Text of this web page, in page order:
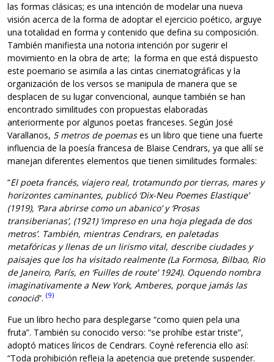
las formas clásicas; es una intención de modelar una nueva
visión acerca de la forma de adoptar el ejercicio poético, arguye
una totalidad en forma y contenido que defina su composición.
También manifiesta una notoria intención por sugerir el
movimiento en la obra de arte; la forma en que está dispuesto
este poemario se asimila a las cintas cinematográficas y la
organización de los versos se manipula de manera que se
desplacen de su lugar convencional, aunque también se han
encontrado similitudes con propuestas elaboradas
anteriormente por algunos poetas franceses. Según José
Varallanos, 5 metros de poemases un libro que tiene una fuerte
influencia de la poesía francesa de Blaise Cendrars, ya que allí se
manejan diferentes elementos que tienen similitudes formales:
“El poeta francés, viajero real, trotamundo por tierras, mares y
horizontes caminantes, publicó ‘Dix-Neu Poemes Elastique’
(1919), ‘Para abrirse como un abanico’ y ‘Prosas
transiberianas’, (1921) ‘impreso en una hoja plegada de dos
metros’. También, mientras Cendrars, en paletadas
metafóricas y llenas de un lirismo vital, describe ciudades y
paisajes que los ha visitado realmente (La Formosa, Bilbao, Rio
de Janeiro, París, en ‘Fuilles de route’ 1924). Oquendo nombra
imaginativamente a New York, Amberes, porque jamás las
conoció”. (9)
Fue un libro hecho para desplegarse “como quien pela una
fruta”. También su conocido verso: “se prohíbe estar triste”,
adoptó matices líricos de Cendrars. Coyné referencia ello así:
“Toda prohibición refleja la apetencia que pretende suspender.